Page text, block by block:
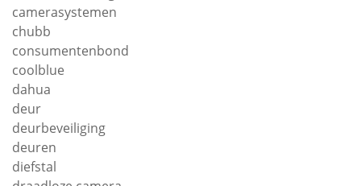
camerasystemen
chubb
consumentenbond
coolblue
dahua
deur
deurbeveiliging
deuren
diefstal